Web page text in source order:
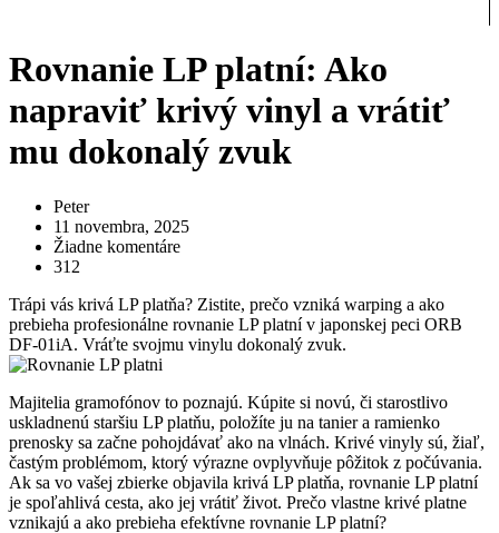
Rovnanie LP platní: Ako
napraviť krivý vinyl a vrátiť
mu dokonalý zvuk
Peter
11 novembra, 2025
Žiadne komentáre
312
Trápi vás krivá LP platňa? Zistite, prečo vzniká warping a ako
prebieha profesionálne rovnanie LP platní v japonskej peci ORB
DF-01iA. Vráťte svojmu vinylu dokonalý zvuk.
Majitelia gramofónov to poznajú. Kúpite si novú, či starostlivo
uskladnenú staršiu LP platňu, položíte ju na tanier a ramienko
prenosky sa začne pohojdávať ako na vlnách. Krivé vinyly sú, žiaľ,
častým problémom, ktorý výrazne ovplyvňuje pôžitok z počúvania.
Ak sa vo vašej zbierke objavila krivá LP platňa, rovnanie LP platní
je spoľahlivá cesta, ako jej vrátiť život. Prečo vlastne krivé platne
vznikajú a ako prebieha efektívne rovnanie LP platní?